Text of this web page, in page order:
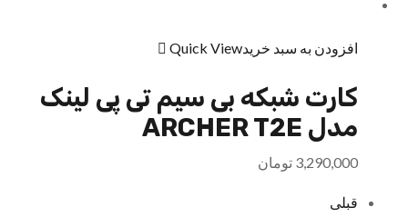
افزودن به سبد خریدQuick View
کارت شبکه بی سیم تی پی لینک
مدل ARCHER T2E
3,290,000 تومان
قبلی